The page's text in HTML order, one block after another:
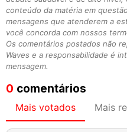
conteúdo da matéria em
mensagens que atenderem a
você concorda com nossos
Os comentários postados não
Waves e a responsabilidade é
mensagem.
0 comentários
Mais votados Mais